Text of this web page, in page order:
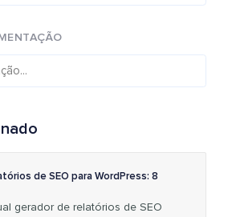
de SEO para WordPress: 8
gerador de relatórios de SEO